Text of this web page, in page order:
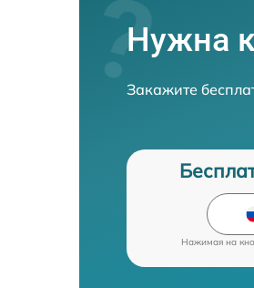
Нужна
Закажите
Нажимая на